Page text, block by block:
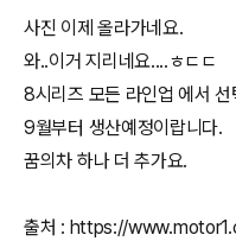
사진 이제 올라가네요.
와..이거 지리네요....ㅎㄷㄷ
8시리즈 모든 라인업 에서 선
9월부터 생산예정이랍니다.
꿈의차 하나 더 추가요.
출처 : https://